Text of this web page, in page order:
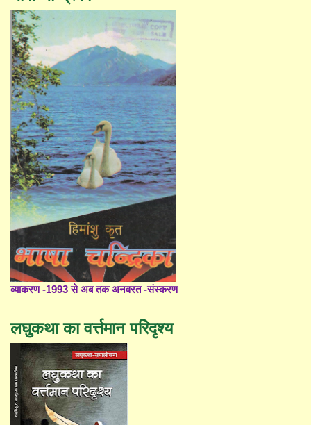
व्याकरण -1993 से अब तक अनवरत -संस्करण
लघुकथा का वर्त्तमान परिदृश्य